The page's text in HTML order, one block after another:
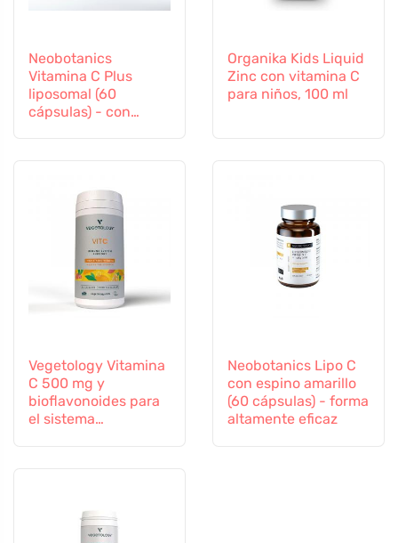
Neobotanics
Vitamina C Plus
liposomal (60
cápsulas) - con
Organika Kids Liquid
Zinc con vitamina C
para niños, 100 ml
Vegetology Vitamina
C 500 mg y
bioflavonoides para
el sistema
Neobotanics Lipo C
con espino amarillo
(60 cápsulas) - forma
altamente eficaz